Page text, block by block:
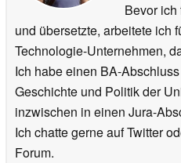
Bevor
und übersetzte, arbeitete ich
Technologie-Unternehmen,
Ich habe einen BA-
Geschichte und Politik der
inzwischen in einen Jura-
Ich chatte gerne auf Twitter
Forum.